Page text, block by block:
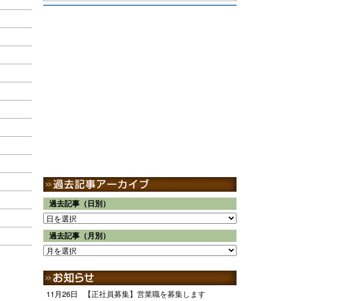
過去記事（日別）
過去記事（月別）
11月26日 【正社員募集】営業職を募集します